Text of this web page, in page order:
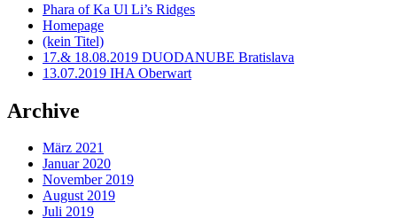
Phara of Ka Ul Li’s Ridges
Homepage
(kein Titel)
17.& 18.08.2019 DUODANUBE Bratislava
13.07.2019 IHA Oberwart
Archive
März 2021
Januar 2020
November 2019
August 2019
Juli 2019